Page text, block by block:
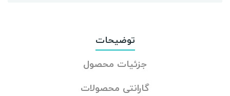
توضیحات
جزئیات محصول
گارانتی محصولات